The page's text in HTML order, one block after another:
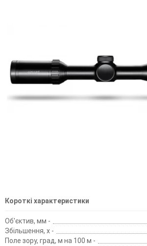
Короткі характеристики
Об'єктив, мм -
Збільшення, х -
Поле зору, град, м на 100 м -